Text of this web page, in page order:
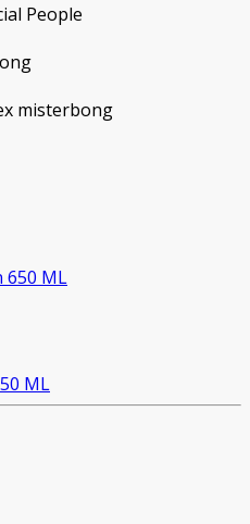
People
misterbong
ML